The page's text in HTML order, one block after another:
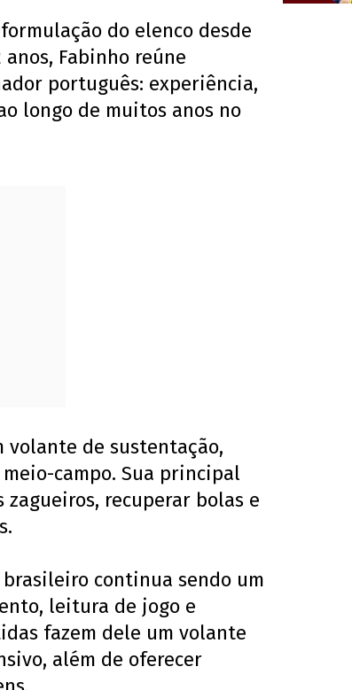
do elenco desde
anos, Fabinho reúne
português: experiência,
longo de muitos anos no
volante de sustentação,
campo. Sua principal
recuperar bolas e
continua sendo um
leitura de jogo e
fazem dele um volante
além de oferecer